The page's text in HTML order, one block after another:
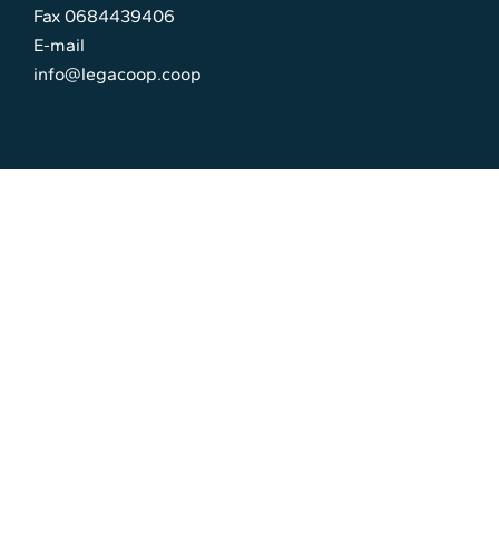
Fax 0684439406
E-mail
info@legacoop.coop